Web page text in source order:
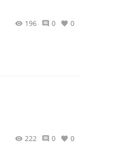
196
0 0
222
0 0